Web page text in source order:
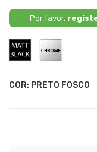
Por favor,
COR: PRETO FOSCO
Fosco
Cromado